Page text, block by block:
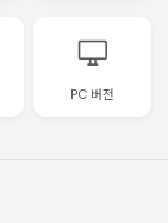
PC 버전